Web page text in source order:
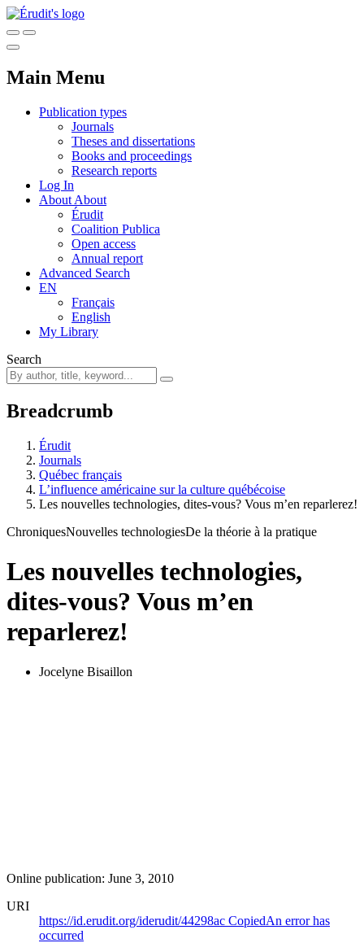
Main Menu
Publication types
Journals
Theses and dissertations
Books and proceedings
Research reports
Log In
About About
Érudit
Coalition Publica
Open access
Annual report
Advanced Search
EN
Français
English
My Library
Search
Breadcrumb
Érudit
Journals
Québec français
L’influence américaine sur la culture québécoise
Les nouvelles technologies, dites-vous? Vous m’en reparlerez!
ChroniquesNouvelles technologiesDe la théorie à la pratique
Les nouvelles technologies,
dites-vous? Vous m’en
reparlerez!
Jocelyne Bisaillon
Online publication: June 3, 2010
URI
https://id.erudit.org/iderudit/44298ac CopiedAn error has
occurred